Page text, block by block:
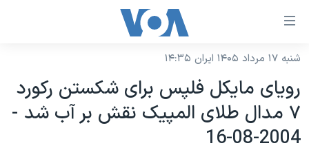
لینکهای
دسترسی
جهش
به
محتوای
اصلی
نسخه سبک وب‌سایت
موضوع ها
برنامه های تلویزیونی
شنبه ۱۷ مرداد ۱۴۰۵ ایران ۱۴:۳۵
رويای مايکل فلپس برای شکستن رکورد
۷ مدال طلای المپيک نقش بر آب شد -
2004-08-16